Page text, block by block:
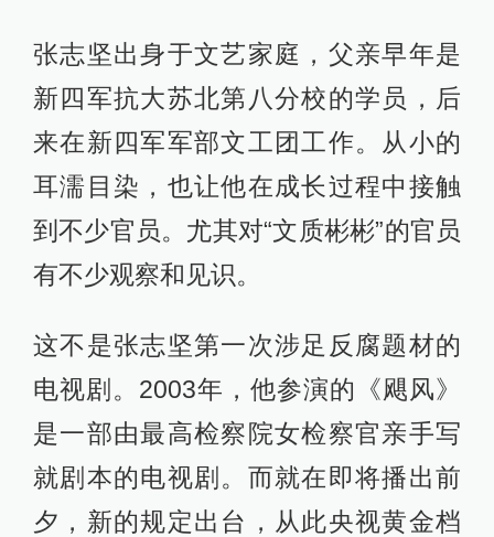
张志坚出身于文艺家庭，父亲早年是
新四军抗大苏北第八分校的学员，后
来在新四军军部文工团工作。从小的
耳濡目染，也让他在成长过程中接触
到不少官员。尤其对“文质彬彬”的官员
有不少观察和见识。
这不是张志坚第一次涉足反腐题材的
电视剧。2003年，他参演的《飓风》
是一部由最高检察院女检察官亲手写
就剧本的电视剧。而就在即将播出前
夕，新的规定出台，从此央视黄金档